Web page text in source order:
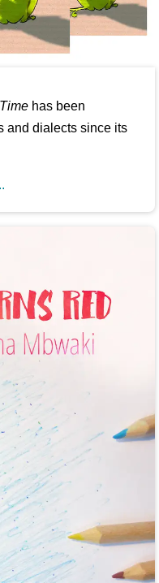
has been
and dialects since its